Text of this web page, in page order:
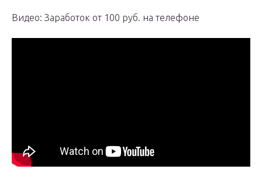
Видео: Заработок от 100 руб. на телефоне